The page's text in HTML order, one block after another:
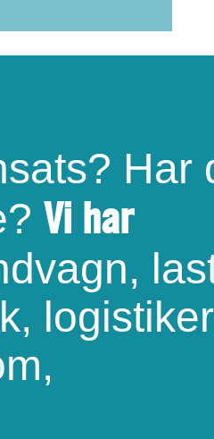
Har
Vi har